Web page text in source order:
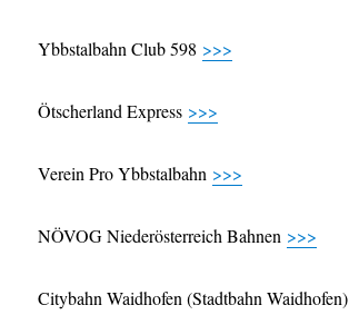
Ybbstalbahn Club 598 >>>
Ötscherland Express >>>
Verein Pro Ybbstalbahn >>>
NÖVOG Niederösterreich Bahnen >>>
Citybahn Waidhofen (Stadtbahn Waidhofen)